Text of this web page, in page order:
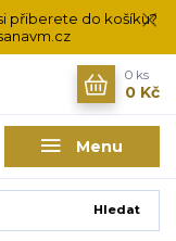
přiberete do košíku?
Menu
Hledat
0 ks
0 Kč